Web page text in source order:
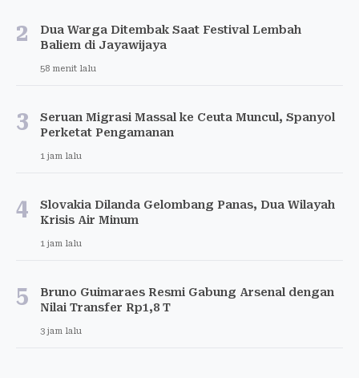
2
Dua Warga Ditembak Saat Festival Lembah
Baliem di Jayawijaya
58 menit lalu
3
Seruan Migrasi Massal ke Ceuta Muncul, Spanyol
Perketat Pengamanan
1 jam lalu
4
Slovakia Dilanda Gelombang Panas, Dua Wilayah
Krisis Air Minum
1 jam lalu
5
Bruno Guimaraes Resmi Gabung Arsenal dengan
Nilai Transfer Rp1,8 T
3 jam lalu